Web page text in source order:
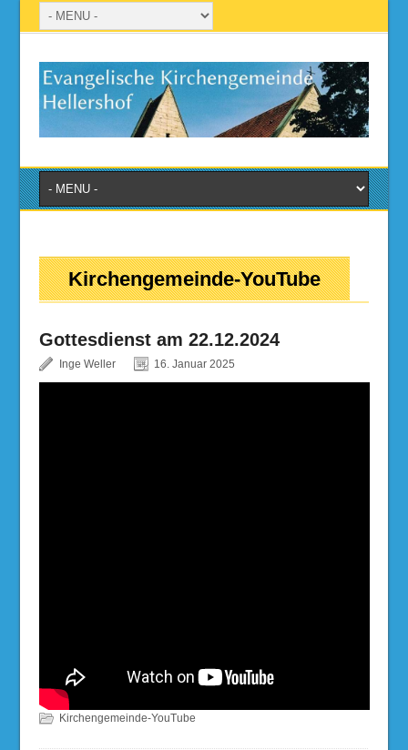
Kirchengemeinde-YouTube
Gottesdienst am 22.12.2024
Inge Weller 16. Januar 2025
Kirchengemeinde-YouTube